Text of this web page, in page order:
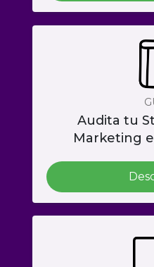
Audita tu
Marketing